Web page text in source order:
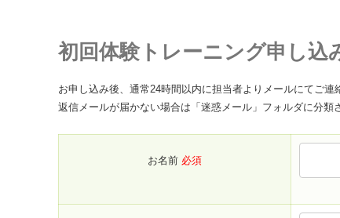
初回体験トレーニング申し込
お申し込み後、通常24時間以内に担当者よりメールにてご連
返信メールが届かない場合は「迷惑メール」フォルダに分
お名前 必須